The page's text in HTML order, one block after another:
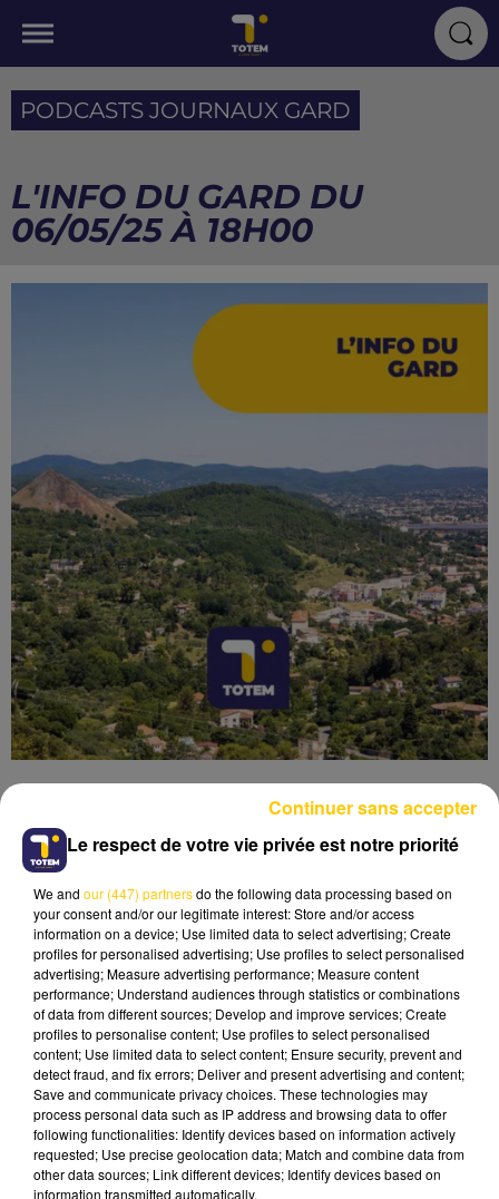
PODCASTS JOURNAUX GARD
L'INFO DU GARD DU
06/05/25 À 18H00
Lecture (3 min 41 sec)
6 mai 2025 - 3 min 41 sec
L'INFO DU GARD DU 06/05/25 À 18H00
Ecoutez sur Totem l'information en Lozère et sur
le bassin d'Alès avec les reportages de nos
journalistes sur le terrain.
Le respect de votre vie privée est notre priorité
We and our (447) partnersdo the following data processing based on
your consent and/or our legitimate interest: Store and/or access
information on a device; Use limited data to select advertising; Create
profiles for personalised advertising; Use profiles to select personalised
advertising; Measure advertising performance; Measure content
performance; Understand audiences through statistics or combinations
of data from different sources; Develop and improve services; Create
profiles to personalise content; Use profiles to select personalised
content; Use limited data to select content; Ensure security, prevent and
detect fraud, and fix errors; Deliver and present advertising and content;
Save and communicate privacy choices. These technologies may
process personal data such as IP address and browsing data to offer
following functionalities: Identify devices based on information actively
requested; Use precise geolocation data; Match and combine data from
other data sources; Link different devices; Identify devices based on
information transmitted automatically.
Continuer sans accepter